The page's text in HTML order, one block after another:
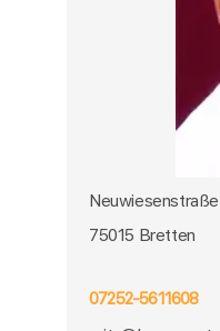
75015 Bretten
07252-5611608